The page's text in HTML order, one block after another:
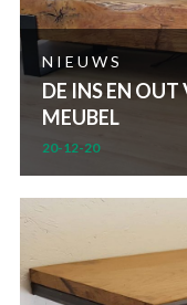
NIEUWS
DE INS EN
MEUBEL
20-12-20